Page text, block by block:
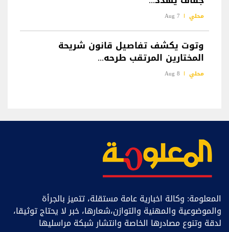
محلي 7 Aug
وتوت يكشف تفاصيل قانون شريحة
المختارين المرتقب طرحه...
محلي 8 Aug
المعلومة: وكالة اخبارية عامة مستقلة، تتميز بالجرأة
والموضوعية والمهنية والتوازن،شعارها، خبر ﻻ يحتاج توثيقا،
لدقة وتنوع مصادرها الخاصة وانتشار شبكة مراسليها